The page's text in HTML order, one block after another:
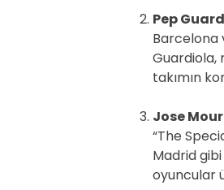
Pep
Barcelona
Guardiola,
takımın
Jose
“The
Madrid
oyuncular